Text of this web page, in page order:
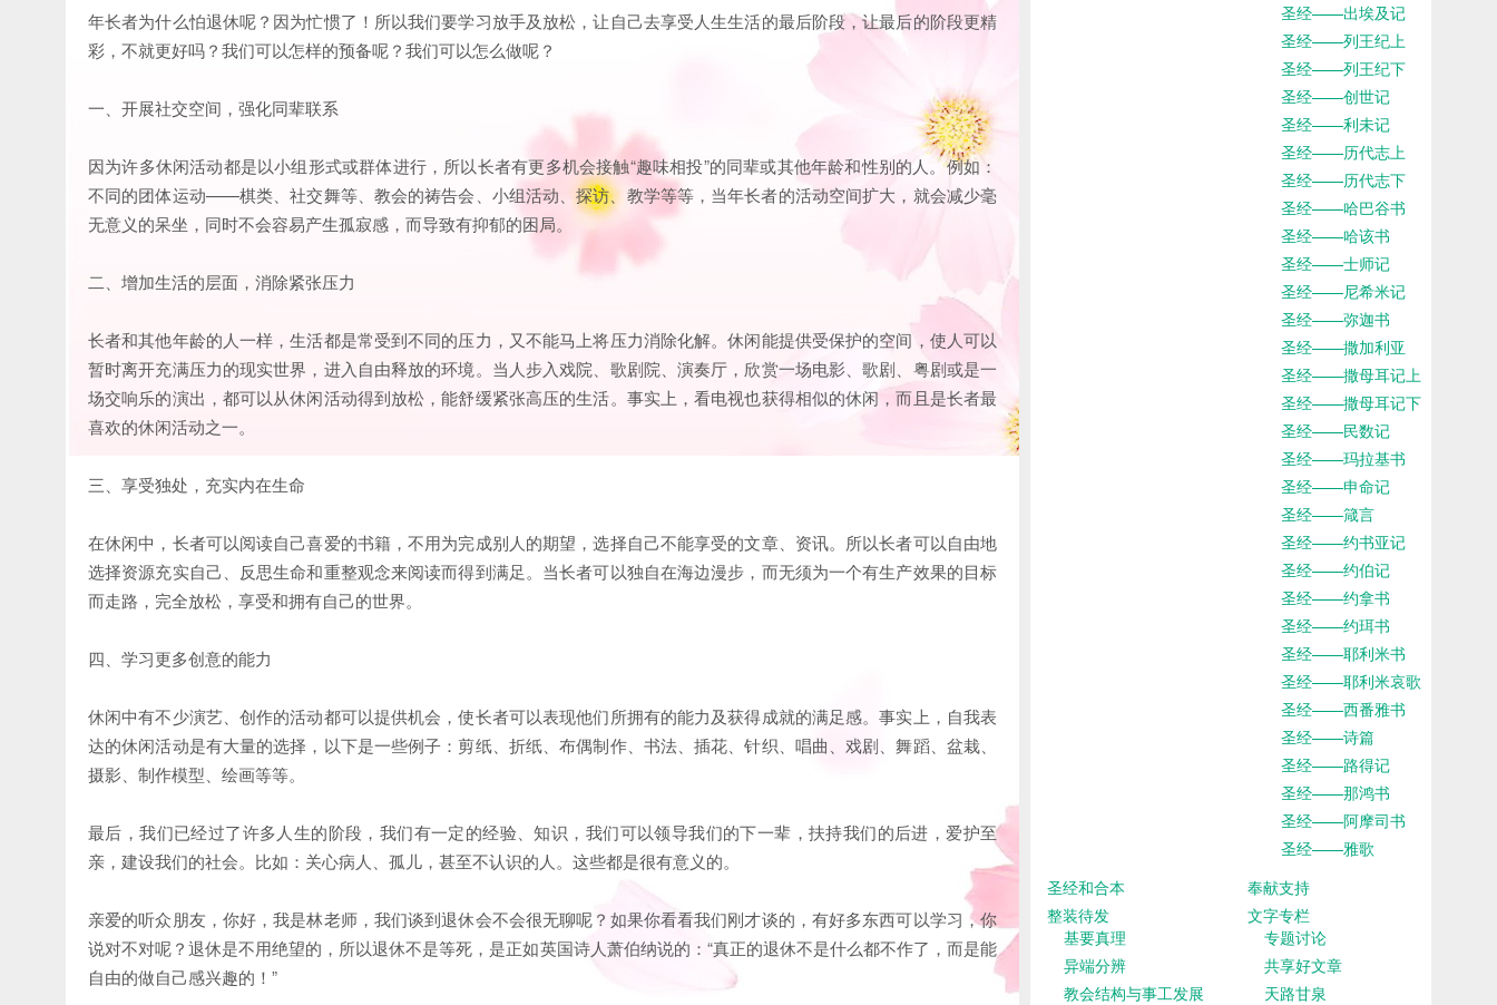
年长者为什么怕退休呢？因为忙惯了！所以我们要学习放手及放松，让自己去享受人生生活的最后阶段，让最后的阶段更精
彩，不就更好吗？我们可以怎样的预备呢？我们可以怎么做呢？
一、开展社交空间，强化同辈联系
因为许多休闲活动都是以小组形式或群体进行，所以长者有更多机会接触“趣味相投”的同辈或其他年龄和性别的人。例如：
不同的团体运动——棋类、社交舞等、教会的祷告会、小组活动、探访、教学等等，当年长者的活动空间扩大，就会减少毫
无意义的呆坐，同时不会容易产生孤寂感，而导致有抑郁的困局。
二、增加生活的层面，消除紧张压力
长者和其他年龄的人一样，生活都是常受到不同的压力，又不能马上将压力消除化解。休闲能提供受保护的空间，使人可以
暂时离开充满压力的现实世界，进入自由释放的环境。当人步入戏院、歌剧院、演奏厅，欣赏一场电影、歌剧、粤剧或是一
场交响乐的演出，都可以从休闲活动得到放松，能舒缓紧张高压的生活。事实上，看电视也获得相似的休闲，而且是长者最
喜欢的休闲活动之一。
三、享受独处，充实内在生命
在休闲中，长者可以阅读自己喜爱的书籍，不用为完成别人的期望，选择自己不能享受的文章、资讯。所以长者可以自由地
选择资源充实自己、反思生命和重整观念来阅读而得到满足。当长者可以独自在海边漫步，而无须为一个有生产效果的目标
而走路，完全放松，享受和拥有自己的世界。
四、学习更多创意的能力
休闲中有不少演艺、创作的活动都可以提供机会，使长者可以表现他们所拥有的能力及获得成就的满足感。事实上，自我表
达的休闲活动是有大量的选择，以下是一些例子：剪纸、折纸、布偶制作、书法、插花、针织、唱曲、戏剧、舞蹈、盆栽、
摄影、制作模型、绘画等等。
最后，我们已经过了许多人生的阶段，我们有一定的经验、知识，我们可以领导我们的下一辈，扶持我们的后进，爱护至
亲，建设我们的社会。比如：关心病人、孤儿，甚至不认识的人。这些都是很有意义的。
亲爱的听众朋友，你好，我是林老师，我们谈到退休会不会很无聊呢？如果你看看我们刚才谈的，有好多东西可以学习，你
说对不对呢？退休是不用绝望的，所以退休不是等死，是正如英国诗人萧伯纳说的：“真正的退休不是什么都不作了，而是能
自由的做自己感兴趣的！”
圣经——出埃及记
圣经——列王纪上
圣经——列王纪下
圣经——创世记
圣经——利未记
圣经——历代志上
圣经——历代志下
圣经——哈巴谷书
圣经——哈该书
圣经——士师记
圣经——尼希米记
圣经——弥迦书
圣经——撒加利亚
圣经——撒母耳记上
圣经——撒母耳记下
圣经——民数记
圣经——玛拉基书
圣经——申命记
圣经——箴言
圣经——约书亚记
圣经——约伯记
圣经——约拿书
圣经——约珥书
圣经——耶利米书
圣经——耶利米哀歌
圣经——西番雅书
圣经——诗篇
圣经——路得记
圣经——那鸿书
圣经——阿摩司书
圣经——雅歌
圣经和合本
奉献支持
整装待发
基要真理
异端分辨
教会结构与事工发展
文字专栏
专题讨论
共享好文章
天路甘泉